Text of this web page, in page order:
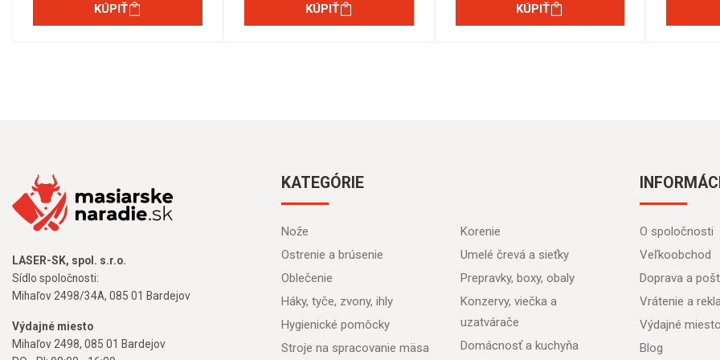
KÚPIŤ KÚPIŤ KÚPIŤ
LASER-SK, spol. s.r.o.
Sídlo spoločnosti:
Mihaľov 2498/34A, 085 01 Bardejov
Výdajné miesto
Mihaľov 2498, 085 01 Bardejov
KATEGÓRIE
Nože
Ostrenie a brúsenie
Oblečenie
Háky, tyče, zvony, ihly
Hygienické pomôcky
Stroje na spracovanie mäsa
Korenie
Umelé črevá a sieťky
Prepravky, boxy, obaly
Konzervy, viečka a
uzatvárače
Domácnosť a kuchyňa
O spoločnosti
Veľkoobchod
Doprava a
Vrátenie a
Výdajné miesto
Blog